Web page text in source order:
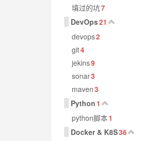
填过的坑7
DevOps21
devops2
git4
jekins9
sonar3
maven3
Python 1
python脚本1
Docker & K8S36